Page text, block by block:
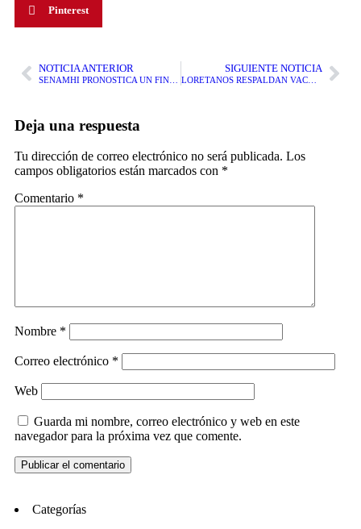
Pinterest
NOTICIA ANTERIOR SIGUIENTE NOTICIA
LORETANOS RESPALDAN VACANCIA DE DINA BOLUARTE PERO CUESTIONAN A SU SUCESOR, JOSÉ JERÍ
Deja una respuesta
Tu dirección de correo electrónico no será publicada. Los
campos obligatorios están marcados con *
Comentario *
Nombre *
Correo electrónico *
Web
Guarda mi nombre, correo electrónico y web en este
navegador para la próxima vez que comente.
Categorías